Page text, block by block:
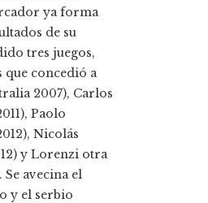
ya forma
de su
tres juegos,
que concedió a
2007), Carlos
Paolo
Nicolás
y Lorenzi otra
Se avecina el
y el serbio